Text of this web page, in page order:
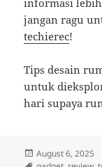
informasi
jangan ragu
techierec!
Tips desain
untuk
hari supaya
Posted
August 6, 2025